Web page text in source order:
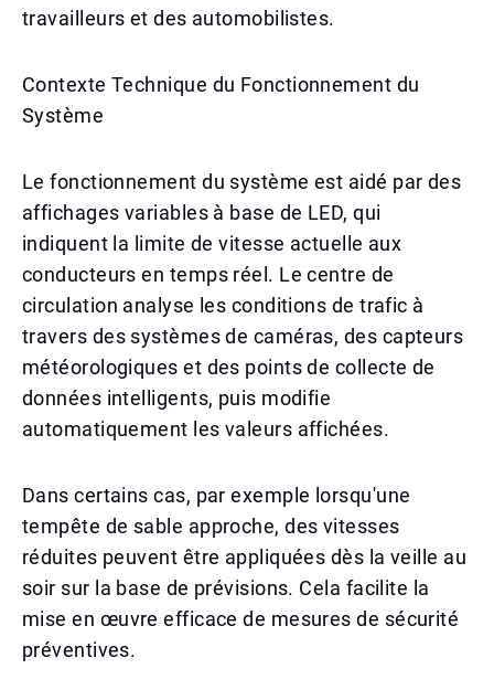
travailleurs et des automobilistes.
Contexte Technique du Fonctionnement du
Système
Le fonctionnement du système est aidé par des
affichages variables à base de LED, qui
indiquent la limite de vitesse actuelle aux
conducteurs en temps réel. Le centre de
circulation analyse les conditions de trafic à
travers des systèmes de caméras, des capteurs
météorologiques et des points de collecte de
données intelligents, puis modifie
automatiquement les valeurs affichées.
Dans certains cas, par exemple lorsqu'une
tempête de sable approche, des vitesses
réduites peuvent être appliquées dès la veille au
soir sur la base de prévisions. Cela facilite la
mise en œuvre efficace de mesures de sécurité
préventives.